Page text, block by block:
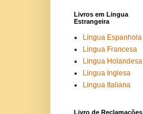
Livros em Lingua
Estrangeira
Lingua Espanhola
Lingua Francesa
Lingua Holandesa
Lingua Inglesa
Lingua Italiana
Livro de Reclamações